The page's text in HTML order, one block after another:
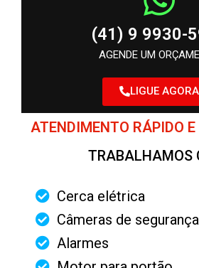
(41) 9 9930-
AGENDE UM
LIGUE AGORA
ATENDIMENTO RÁPIDO
TRABALHAMOS
Cerca elétrica
Câmeras de segurança
Alarmes